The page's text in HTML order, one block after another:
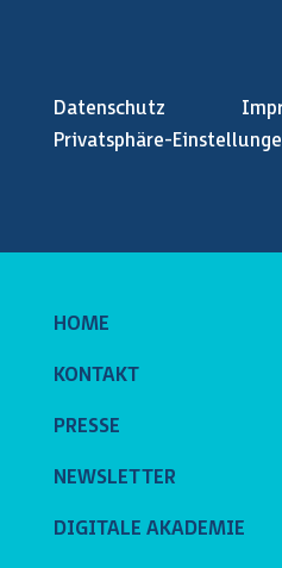
Datenschutz
Privatsphäre-
HOME
KONTAKT
PRESSE
NEWSLETTER
DIGITALE AKADEMIE